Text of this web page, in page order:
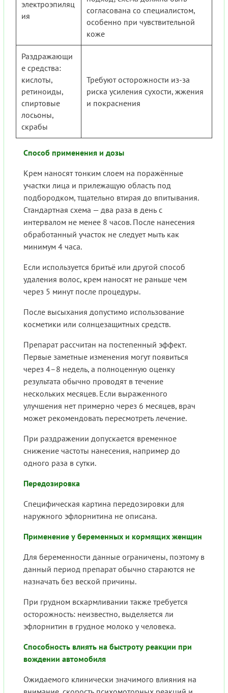
электроэпиляц
ия
согласована со специалистом,
особенно при чувствительной
коже
Раздражающи
е средства:
кислоты,
ретиноиды,
спиртовые
лосьоны,
скрабы
Требуют осторожности из-за
риска усиления сухости, жжения
и покраснения
Способ применения и дозы
Крем наносят тонким слоем на поражённые
участки лица и прилежащую область под
подбородком, тщательно втирая до впитывания.
Стандартная схема — два раза в день с
интервалом не менее 8 часов. После нанесения
обработанный участок не следует мыть как
минимум 4 часа.
Если используется бритьё или другой способ
удаления волос, крем наносят не раньше чем
через 5 минут после процедуры.
После высыхания допустимо использование
косметики или солнцезащитных средств.
Препарат рассчитан на постепенный эффект.
Первые заметные изменения могут появиться
через 4–8 недель, а полноценную оценку
результата обычно проводят в течение
нескольких месяцев. Если выраженного
улучшения нет примерно через 6 месяцев, врач
может рекомендовать пересмотреть лечение.
При раздражении допускается временное
снижение частоты нанесения, например до
одного раза в сутки.
Передозировка
Специфическая картина передозировки для
наружного эфлорнитина не описана.
Применение у беременных и кормящих женщин
Для беременности данные ограничены, поэтому в
данный период препарат обычно стараются не
назначать без веской причины.
При грудном вскармливании также требуется
осторожность: неизвестно, выделяется ли
эфлорнитин в грудное молоко у человека.
Способность влиять на быстроту реакции при
вождении автомобиля
Ожидаемого клинически значимого влияния на